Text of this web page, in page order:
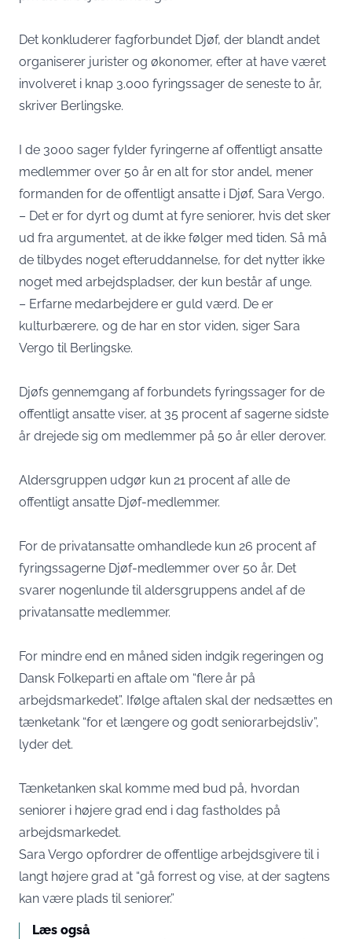
Det konkluderer fagforbundet Djøf, der blandt andet
organiserer jurister og økonomer, efter at have været
involveret i knap 3.000 fyringssager de seneste to år,
skriver Berlingske.
I de 3000 sager fylder fyringerne af offentligt ansatte
medlemmer over 50 år en alt for stor andel, mener
formanden for de offentligt ansatte i Djøf, Sara Vergo.
– Det er for dyrt og dumt at fyre seniorer, hvis det sker
ud fra argumentet, at de ikke følger med tiden. Så må
de tilbydes noget efteruddannelse, for det nytter ikke
noget med arbejdspladser, der kun består af unge.
– Erfarne medarbejdere er guld værd. De er
kulturbærere, og de har en stor viden, siger Sara
Vergo til Berlingske.
Djøfs gennemgang af forbundets fyringssager for de
offentligt ansatte viser, at 35 procent af sagerne sidste
år drejede sig om medlemmer på 50 år eller derover.
Aldersgruppen udgør kun 21 procent af alle de
offentligt ansatte Djøf-medlemmer.
For de privatansatte omhandlede kun 26 procent af
fyringssagerne Djøf-medlemmer over 50 år. Det
svarer nogenlunde til aldersgruppens andel af de
privatansatte medlemmer.
For mindre end en måned siden indgik regeringen og
Dansk Folkeparti en aftale om “flere år på
arbejdsmarkedet”. Ifølge aftalen skal der nedsættes en
tænketank “for et længere og godt seniorarbejdsliv”,
lyder det.
Tænketanken skal komme med bud på, hvordan
seniorer i højere grad end i dag fastholdes på
arbejdsmarkedet.
Sara Vergo opfordrer de offentlige arbejdsgivere til i
langt højere grad at “gå forrest og vise, at der sagtens
kan være plads til seniorer.”
Læs også